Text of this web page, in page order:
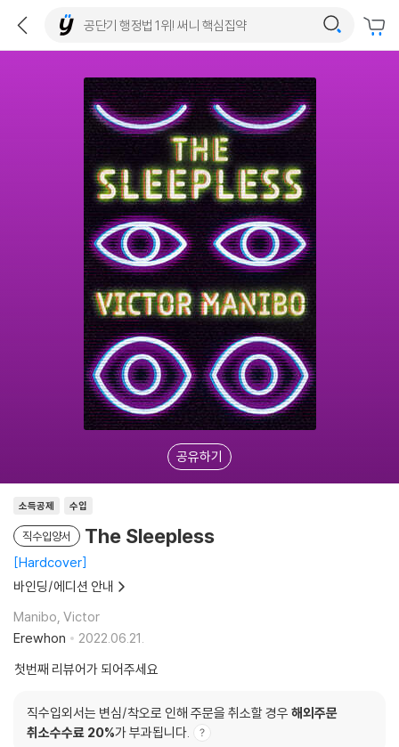
공유하기
소득공제 수입
직수입양서 The Sleepless
Hardcover
바인딩/에디션 안내
Manibo, Victor
Erewhon
2022.06.21.
첫번째 리뷰어가 되어주세요
직수입외서는 변심/착오로 인해 주문을 취소할 경우 해외주문
취소수수료 20%가 부과됩니다.